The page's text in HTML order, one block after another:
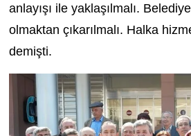
anlayışı ile yaklaşılmalı.
olmaktan çıkarılmalı. Halka
demişti.